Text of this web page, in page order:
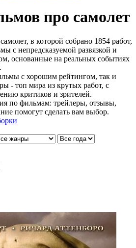
про самолет
в которой собрано 1854 работ,
с непредсказуемой развязкой и
основанные на реальных событиях
с хорошим рейтингом, так и
- топ мира из крутых работ, с
критиков и зрителей.
по фильмам: трейлеры, отзывы,
помогут сделать вам выбор.